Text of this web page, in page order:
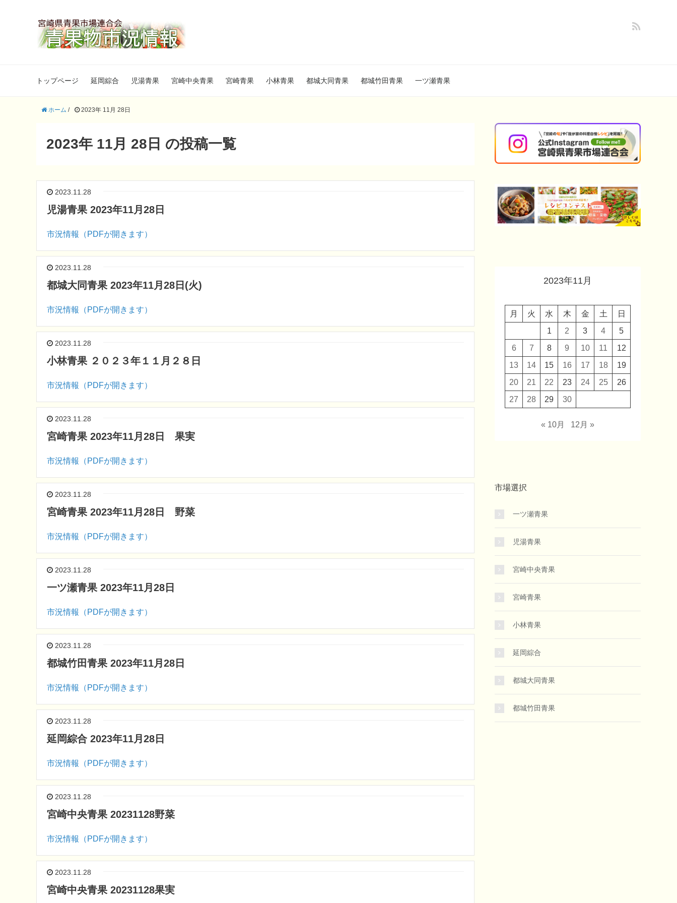
トップページ 延岡綜合 児湯青果 宮崎中央青果 宮崎青果 小林青果 都城大同青果 都城竹田青果 一ツ瀬青果
ホーム / 2023年 11月 28日
2023年 11月 28日 の投稿一覧
2023.11.28
児湯青果 2023年11月28日
市況情報（PDFが開きます）
2023.11.28
都城大同青果 2023年11月28日(火)
市況情報（PDFが開きます）
2023.11.28
小林青果 ２０２３年１１月２８日
市況情報（PDFが開きます）
2023.11.28
宮崎青果 2023年11月28日 果実
市況情報（PDFが開きます）
2023.11.28
宮崎青果 2023年11月28日 野菜
市況情報（PDFが開きます）
2023.11.28
一ツ瀬青果 2023年11月28日
市況情報（PDFが開きます）
2023.11.28
都城竹田青果 2023年11月28日
市況情報（PDFが開きます）
2023.11.28
延岡綜合 2023年11月28日
市況情報（PDFが開きます）
2023.11.28
宮崎中央青果 20231128野菜
市況情報（PDFが開きます）
2023.11.28
宮崎中央青果 20231128果実
2023年11月
月 火 水 木 金 土
日
1
2 3 4
5
6
7 8 9 10 11
12
13
14 15 16 17 18
19
20
21 22 23 24 25
26
27
28 29 30
« 10月 12月 »
市場選択
一ツ瀬青果
児湯青果
宮崎中央青果
宮崎青果
小林青果
延岡綜合
都城大同青果
都城竹田青果